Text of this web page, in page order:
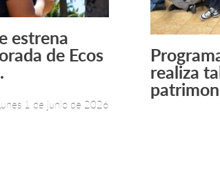
Leer más +
estrena
de Ecos
1 de junio de 2026
realiza